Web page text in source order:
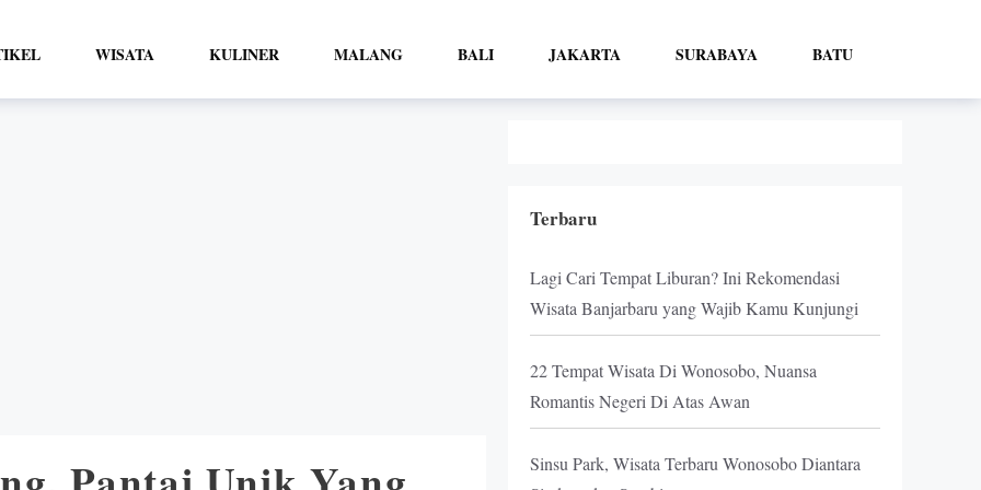
WISATA KULINER MALANG BALI JAKARTA SURABAYA BATU
Terbaru
Lagi Cari Tempat Liburan? Ini Rekomendasi
Wisata Banjarbaru yang Wajib Kamu Kunjungi
22 Tempat Wisata Di Wonosobo, Nuansa
Romantis Negeri Di Atas Awan
Sinsu Park, Wisata Terbaru Wonosobo Diantara